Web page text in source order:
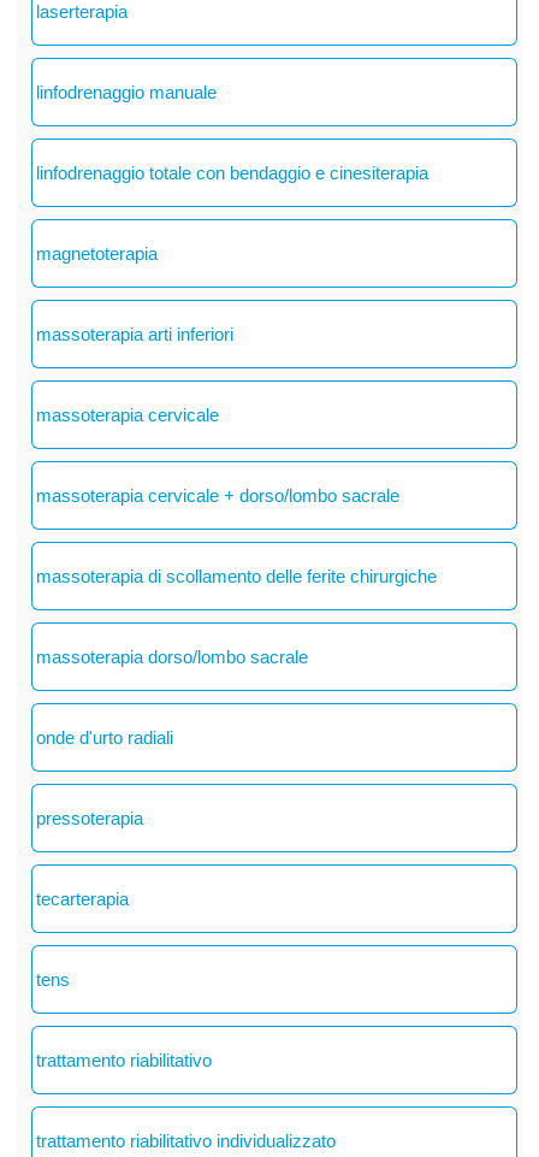
laserterapia
linfodrenaggio manuale
linfodrenaggio totale con bendaggio e cinesiterapia
magnetoterapia
massoterapia arti inferiori
massoterapia cervicale
massoterapia cervicale + dorso/lombo sacrale
massoterapia di scollamento delle ferite chirurgiche
massoterapia dorso/lombo sacrale
onde d'urto radiali
pressoterapia
tecarterapia
tens
trattamento riabilitativo
trattamento riabilitativo individualizzato